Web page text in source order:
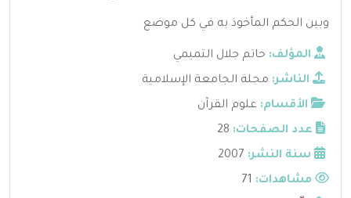
وبين الحكم المأخوذ به في كل موضع
المؤلف: حاتم جلال التميمي
الناشر: مجلة الجامعة الإسلامية
الأقسام: علوم القرآن
عدد الصفحات: 28
سنة النشر: 2007
مشاهدات: